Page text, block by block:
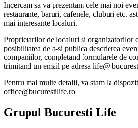
Incercam sa va prezentam cele mai noi
restaurante, baruri, cafenele, cluburi etc.
mai interesante localuri.
Proprietarilor de localuri si organizatorilor
posibilitatea de a-si publica descrierea
companiilor, completand formularele de
trimitand un email pe adresa life@
Pentru mai multe detalii, va stam la
office@bucurestilife.ro
Grupul Bucuresti Life